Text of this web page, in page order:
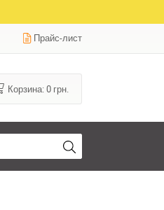
Прайс-лист
Корзина:0 грн.